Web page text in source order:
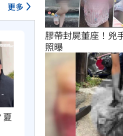
更多
夏
膠帶封屍董座！兇
照曝